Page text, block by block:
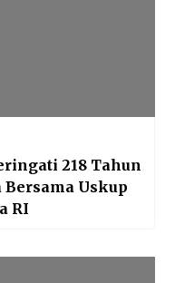
218 Tahun
Uskup
RI